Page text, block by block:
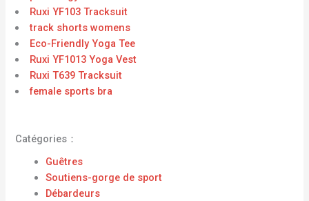
Ruxi YF103 Tracksuit
track shorts womens
Eco-Friendly Yoga Tee
Ruxi YF1013 Yoga Vest
Ruxi T639 Tracksuit
female sports bra
Catégories：
Guêtres
Soutiens-gorge de sport
Débardeurs